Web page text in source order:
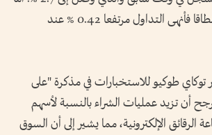
المؤشر ⁠توبكس الأوسع نطاقا فأنهى التداول مرتفعا 0.42 % عند
توكاي طوكيو للاستخبارات في مذكرة "على
أن تزيد عمليات الشراء بالنسبة لأسهم
الرقائق الإلكترونية، مما يشير إلى أن السوق